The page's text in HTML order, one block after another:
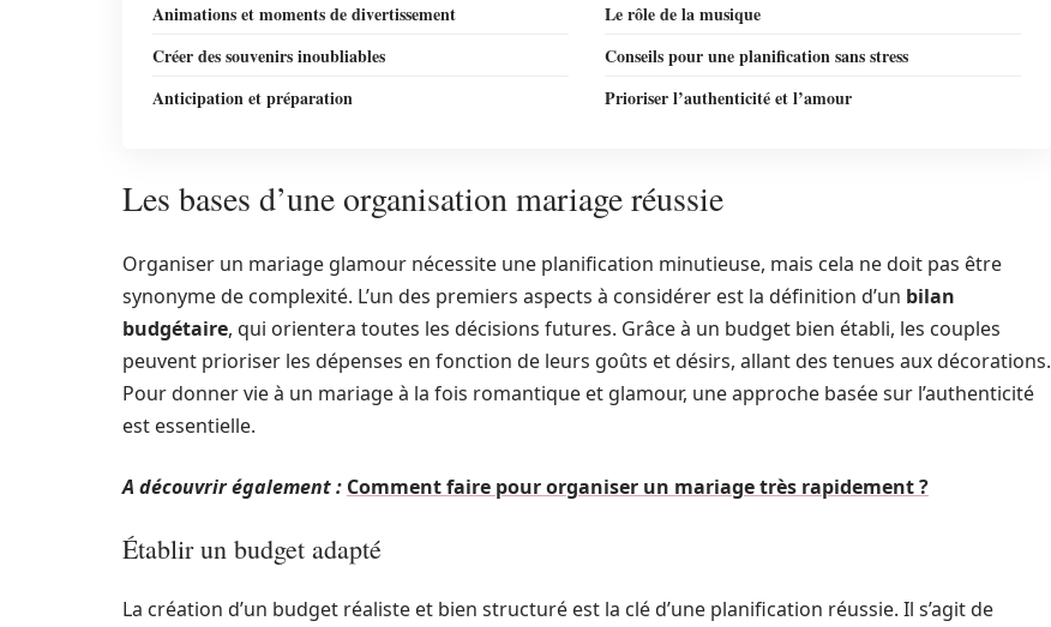
Animations et moments de divertissement
Le rôle de la musique
Créer des souvenirs inoubliables
Conseils pour une planification sans stress
Anticipation et préparation
Prioriser l’authenticité et l’amour
Les bases d’une organisation mariage réussie
Organiser un mariage glamour nécessite une planification minutieuse, mais cela ne doit pas être
synonyme de complexité. L’un des premiers aspects à considérer est la définition d’un bilan
budgétaire, qui orientera toutes les décisions futures. Grâce à un budget bien établi, les couples
peuvent prioriser les dépenses en fonction de leurs goûts et désirs, allant des tenues aux décorations.
Pour donner vie à un mariage à la fois romantique et glamour, une approche basée sur l’authenticité
est essentielle.
A découvrir également : Comment faire pour organiser un mariage très rapidement ?
Établir un budget adapté
La création d’un budget réaliste et bien structuré est la clé d’une planification réussie. Il s’agit de